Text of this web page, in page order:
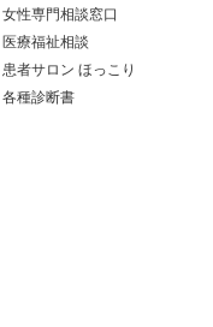
女性専門相談窓口
医療福祉相談
患者サロン ほっこり
各種診断書